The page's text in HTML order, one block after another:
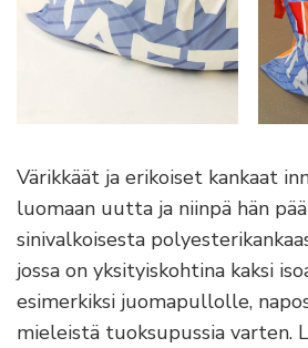
Värikkäät ja erikoiset kankaat
luomaan uutta ja niinpä hän
sinivalkoisesta
jossa on yksityiskohtina kaksi
esimerkiksi juomapullolle,
mieleistä tuoksupussia varten.